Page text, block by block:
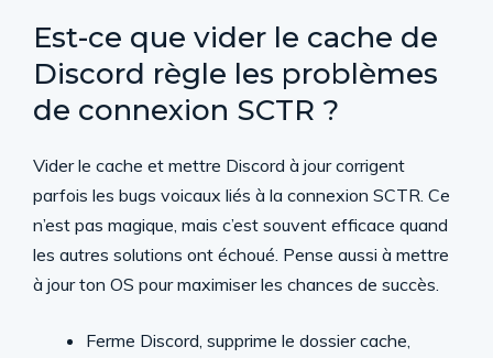
Est-ce que vider le cache de
Discord règle les problèmes
de connexion SCTR ?
Vider le cache et mettre Discord à jour corrigent
parfois les bugs voicaux liés à la connexion SCTR. Ce
n’est pas magique, mais c’est souvent efficace quand
les autres solutions ont échoué. Pense aussi à mettre
à jour ton OS pour maximiser les chances de succès.
Ferme Discord, supprime le dossier cache,